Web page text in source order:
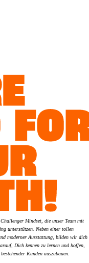
Mindset, die unser Team mit
unterstützen. Neben einer tollen
moderner Ausstattung, bilden wir dich
Dich kennen zu lernen und hoffen,
Kunden auszubauen.